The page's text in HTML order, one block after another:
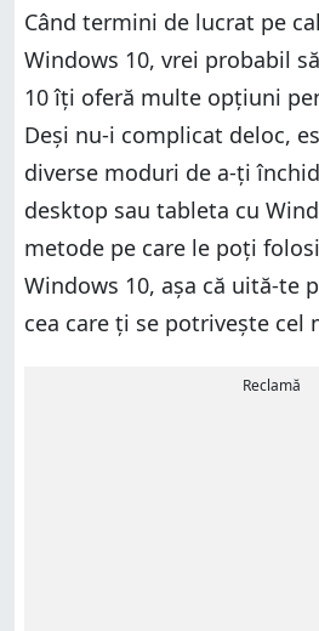
Când termini de lucrat pe
Windows 10, vrei probabil
10 îți oferă multe opțiuni
Deși nu-i complicat deloc,
diverse moduri de a-ți
desktop sau tableta cu
metode pe care le poți
Windows 10, așa că uită-te
cea care ți se potrivește cel
Reclamă